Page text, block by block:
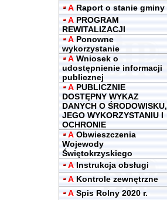
A Raport o stanie gminy
A PROGRAM
REWITALIZACJI
A Ponowne
wykorzystanie
A Wniosek o
udostępnienie informacji
publicznej
A PUBLICZNIE
DOSTĘPNY WYKAZ
DANYCH O ŚRODOWISKU,
JEGO WYKORZYSTANIU I
OCHRONIE
A Obwieszczenia
Wojewody
Świętokrzyskiego
A Instrukcja obsługi
A Kontrole zewnętrzne
A Spis Rolny 2020 r.